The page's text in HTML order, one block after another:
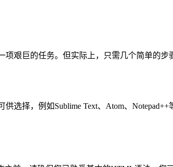
艰巨的任务。但实际上，只需几个简单的
择，例如Sublime Text、Atom、